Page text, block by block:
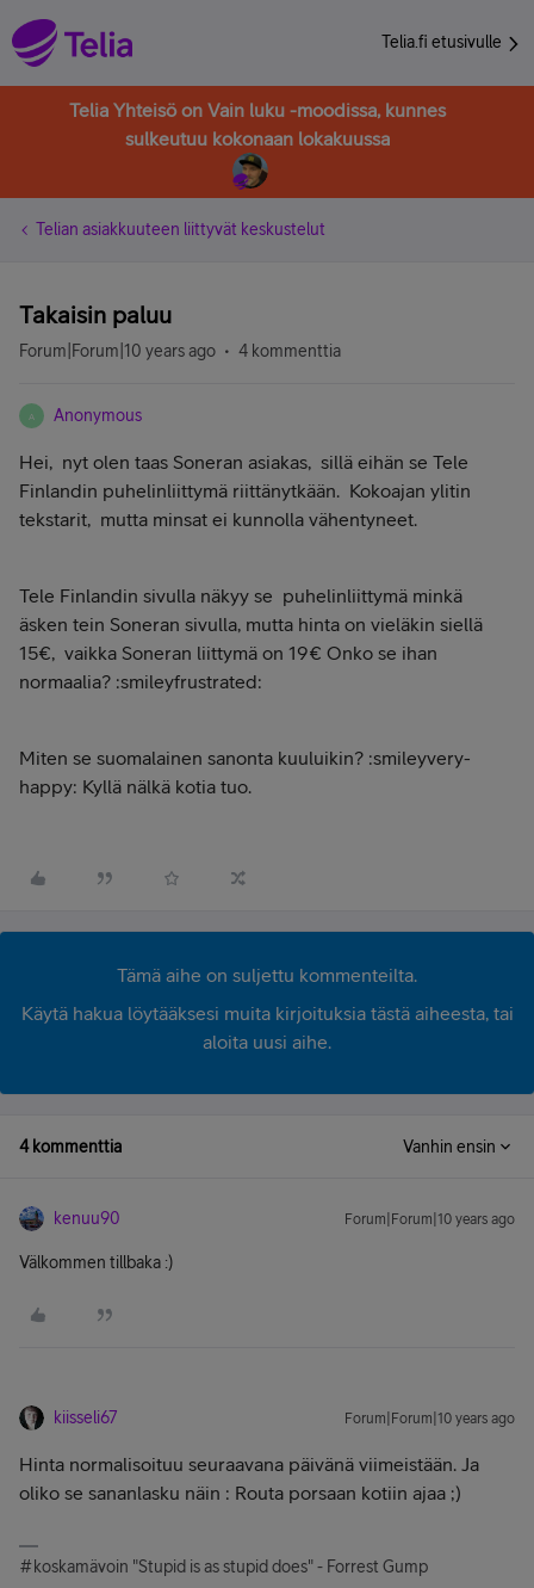
Telia.fi etusivulle
Telia Yhteisö on Vain luku -moodissa, kunnes
sulkeutuu kokonaan lokakuussa
Telian asiakkuuteen liittyvät keskustelut
Takaisin paluu
Forum|Forum|10 years ago 4 kommenttia
A Anonymous
Hei, nyt olen taas Soneran asiakas, sillä eihän se Tele
Finlandin puhelinliittymä riittänytkään. Kokoajan ylitin
tekstarit, mutta minsat ei kunnolla vähentyneet.
Tele Finlandin sivulla näkyy se puhelinliittymä minkä
äsken tein Soneran sivulla, mutta hinta on vieläkin siellä
15€, vaikka Soneran liittymä on 19€ Onko se ihan
normaalia? :smileyfrustrated:
Miten se suomalainen sanonta kuuluikin? :smileyvery-
happy: Kyllä nälkä kotia tuo.
Tämä aihe on suljettu kommenteilta.
Käytä hakua löytääksesi muita kirjoituksia tästä aiheesta, tai
aloita uusi aihe.
4 kommenttia Vanhin ensin
kenuu90 Forum|Forum|10 years ago
Välkommen tillbaka :)
kiisseli67 Forum|Forum|10 years ago
Hinta normalisoituu seuraavana päivänä viimeistään. Ja
oliko se sananlasku näin : Routa porsaan kotiin ajaa ;)
#koskamävoin "Stupid is as stupid does" - Forrest Gump